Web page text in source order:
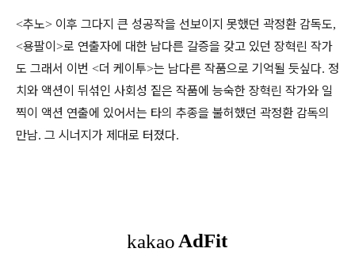
<추노> 이후 그다지 큰 성공작을 선보이지 못했던 곽정환 감독도,
<용팔이 >로 연출자에 대한 남다른 갈증을 갖고 있던 장혁린 작가
도 그래서 이번 <더 케이투>는 남다른 작품으로 기억될 듯싶다. 정
치와 액션이 뒤섞인 사회성 짙은 작품에 능숙한 장혁린 작가와 일
찍이 액션 연출에 있어서는 타의 추종을 불허했던 곽정환 감독의
만남. 그 시너지가 제대로 터졌다.